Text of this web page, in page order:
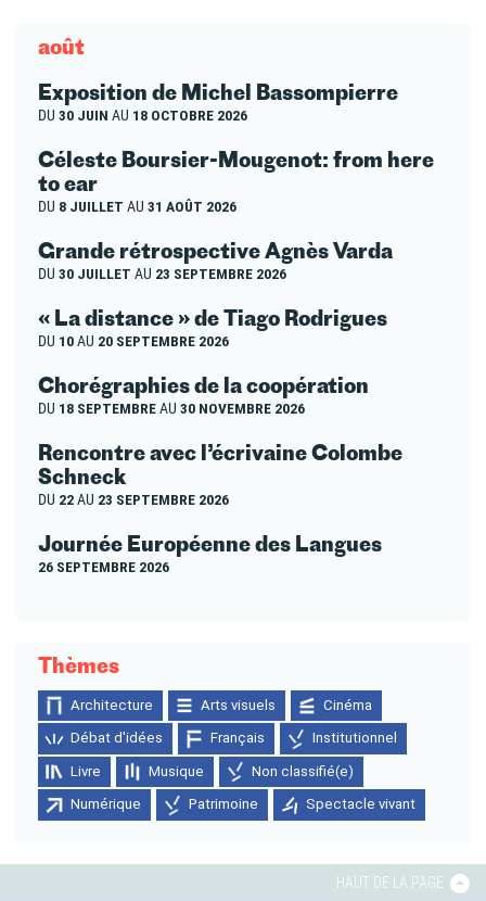
août
Exposition de Michel Bassompierre
DU 30 JUIN AU 18 OCTOBRE 2026
Céleste Boursier-Mougenot: from here
to ear
DU 8 JUILLET AU 31 AOÛT 2026
Grande rétrospective Agnès Varda
DU 30 JUILLET AU 23 SEPTEMBRE 2026
« La distance » de Tiago Rodrigues
DU 10AU 20 SEPTEMBRE 2026
Chorégraphies de la coopération
DU 18 SEPTEMBREAU 30 NOVEMBRE 2026
Rencontre avec l’écrivaine Colombe
Schneck
DU 22AU 23 SEPTEMBRE 2026
Journée Européenne des Langues
26 SEPTEMBRE 2026
Thèmes
Architecture Arts visuels Cinéma
Débat d'idées Français Institutionnel
Livre Musique Non classifié(e)
Numérique Patrimoine Spectacle vivant
HAUT DE LA PAGE